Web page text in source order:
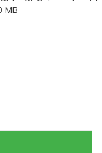
MB